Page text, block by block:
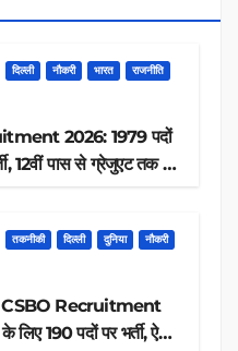
दिल्ली नौकरी भारत राजनीति
2026: 1979 पदों
12वीं पास से ग्रेजुएट तक करें
तकनीकी दिल्ली दुनिया नौकरी
Recruitment
लिए 190 पदों पर भर्ती, ऐसे